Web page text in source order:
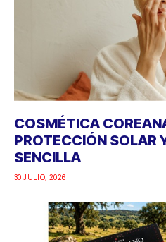
COSMÉTICA
PROTECCIÓN SOLAR
SENCILLA
30 JULIO, 2026